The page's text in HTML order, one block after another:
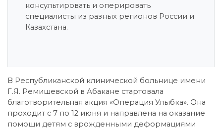
консультировать и оперировать
специалисты из разных регионов России и
Казахстана.
В Республиканской клинической больнице имени
Г.Я. Ремишевской в Абакане стартовала
благотворительная акция «Операция Улыбка». Она
проходит с 7 по 12 июня и направлена на оказание
помощи детям с врожденными деформациями